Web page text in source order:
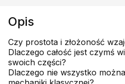
Opis
Czy prostota i złożoność
Dlaczego całość jest czymś
swoich części?
Dlaczego nie wszystko